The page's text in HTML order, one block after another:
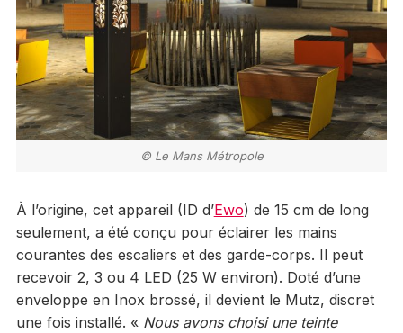
© Le Mans Métropole
À l’origine, cet appareil (ID d’Ewo) de 15 cm de long
seulement, a été conçu pour éclairer les mains
courantes des escaliers et des garde-corps. Il peut
recevoir 2, 3 ou 4 LED (25 W environ). Doté d’une
enveloppe en Inox brossé, il devient le Mutz, discret
une fois installé. « Nous avons choisi une teinte